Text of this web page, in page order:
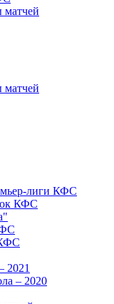
матчей
матчей
лиги КФС
КФС
2021
– 2020